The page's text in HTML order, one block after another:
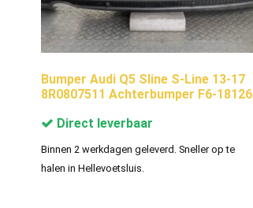
Bumper Audi Q5 Sline S-Line 13-17
8R0807511 Achterbumper F6-18126
Direct leverbaar
Binnen 2 werkdagen geleverd. Sneller op te
halen in Hellevoetsluis.